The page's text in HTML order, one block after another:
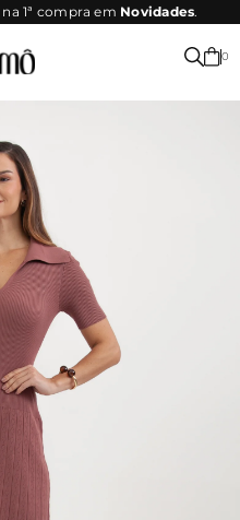
na 1ª compra em Novidades.
0